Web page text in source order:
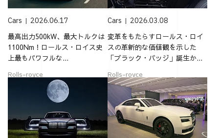
Cars 2026.06.17
最高出力500kW、最大トルクは
1100Nm！ロールス・ロイス史
上最もパワフルな...
Rolls-royce
Cars 2026.03.08
変革をもたらすロールス・ロイ
スの革新的な価値観を示した
「ブラック・バッジ」誕生か...
Rolls-royce